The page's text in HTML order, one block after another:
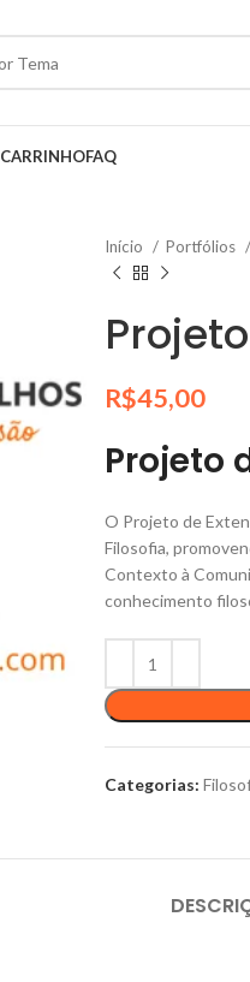
CARRINHOFAQ
Início Portfólios
R$45,00
Projeto
O Projeto de
Filosofia,
Contexto à
conhecimento
Categorias: